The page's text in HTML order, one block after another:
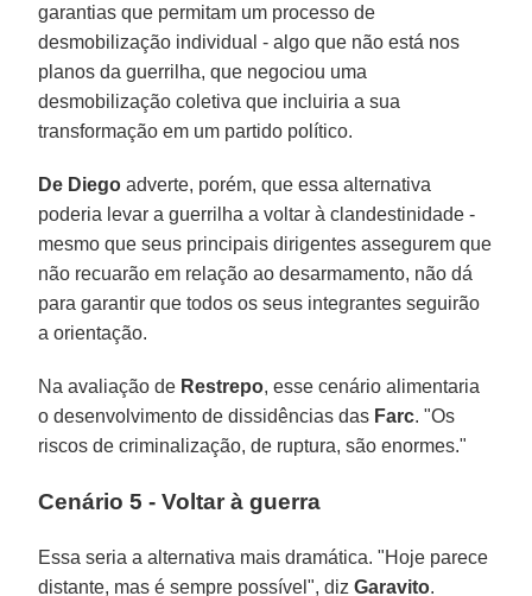
garantias que permitam um processo de
desmobilização individual - algo que não está nos
planos da guerrilha, que negociou uma
desmobilização coletiva que incluiria a sua
transformação em um partido político.
De Diego adverte, porém, que essa alternativa
poderia levar a guerrilha a voltar à clandestinidade -
mesmo que seus principais dirigentes assegurem que
não recuarão em relação ao desarmamento, não dá
para garantir que todos os seus integrantes seguirão
a orientação.
Na avaliação de Restrepo, esse cenário alimentaria
o desenvolvimento de dissidências das Farc. "Os
riscos de criminalização, de ruptura, são enormes."
Cenário 5 - Voltar à guerra
Essa seria a alternativa mais dramática. "Hoje parece
distante, mas é sempre possível", dizGaravito.